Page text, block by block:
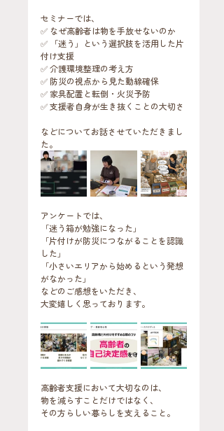
セミナーでは、
✅ なぜ高齢者は物を手放せないのか
✅ 「迷う」という選択肢を活用した片
付け支援
✅ 介護環境整理の考え方
✅ 防災の視点から見た動線確保
✅ 家具配置と転倒・火災予防
✅ 支援者自身が生き抜くことの大切さ
などについてお話させていただきまし
た。
アンケートでは、
「迷う箱が勉強になった」
「片付けが防災につながることを認識
した」
「小さいエリアから始めるという発想
がなかった」
などのご感想をいただき、
大変嬉しく思っております。
高齢者支援において大切なのは、
物を減らすことだけではなく、
その方らしい暮らしを支えること。